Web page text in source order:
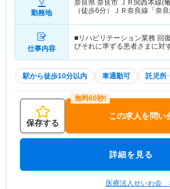
勤務地
奈良県 奈良市 ＪＲ関西本線(
（徒歩6分）ＪＲ奈良線「奈
仕事内容
■リハビリテーション業務 回
びそれに準ずる患者さまに対
駅から徒歩10分以内 車通勤可 託児所
保存する
この求人を問い
詳細を見る
医療法人せいわ会